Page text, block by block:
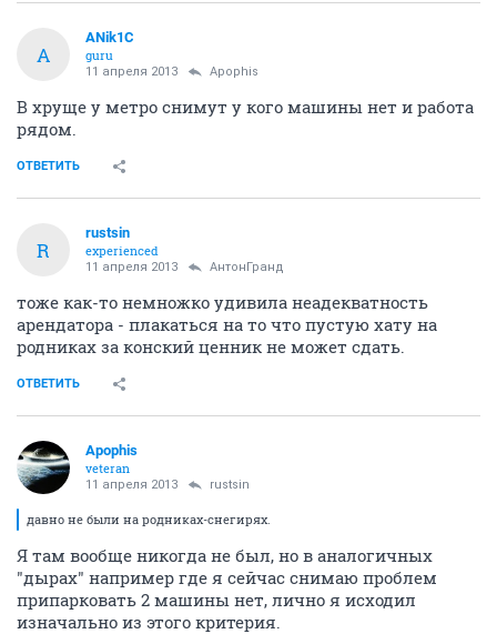
A
ANik1C
guru
11 апреля 2013 Apophis
В хруще у метро снимут у кого машины нет и работа
рядом.
ОТВЕТИТЬ
R
rustsin
experienced
11 апреля 2013 АнтонГранд
тоже как-то немножко удивила неадекватность
арендатора - плакаться на то что пустую хату на
родниках за конский ценник не может сдать.
ОТВЕТИТЬ
Apophis
veteran
11 апреля 2013 rustsin
давно не были на родниках-снегирях.
Я там вообще никогда не был, но в аналогичных
"дырах" например где я сейчас снимаю проблем
припарковать 2 машины нет, лично я исходил
изначально из этого критерия.